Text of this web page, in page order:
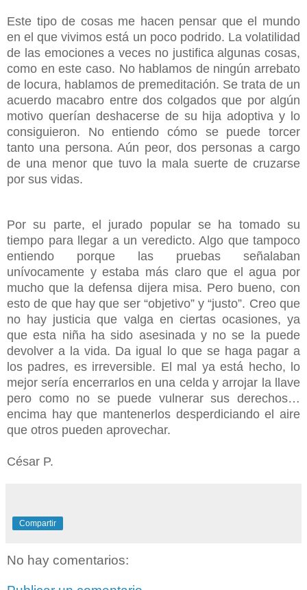
Este tipo de cosas me hacen pensar que el mundo
en el que vivimos está un poco podrido. La volatilidad
de las emociones a veces no justifica algunas cosas,
como en este caso. No hablamos de ningún arrebato
de locura, hablamos de premeditación. Se trata de un
acuerdo macabro entre dos colgados que por algún
motivo querían deshacerse de su hija adoptiva y lo
consiguieron. No entiendo cómo se puede torcer
tanto una persona. Aún peor, dos personas a cargo
de una menor que tuvo la mala suerte de cruzarse
por sus vidas.
Por su parte, el jurado popular se ha tomado su
tiempo para llegar a un veredicto. Algo que tampoco
entiendo porque las pruebas señalaban
unívocamente y estaba más claro que el agua por
mucho que la defensa dijera misa. Pero bueno, con
esto de que hay que ser “objetivo” y “justo”. Creo que
no hay justicia que valga en ciertas ocasiones, ya
que esta niña ha sido asesinada y no se la puede
devolver a la vida. Da igual lo que se haga pagar a
los padres, es irreversible. El mal ya está hecho, lo
mejor sería encerrarlos en una celda y arrojar la llave
pero como no se puede vulnerar sus derechos…
encima hay que mantenerlos desperdiciando el aire
que otros pueden aprovechar.
César P.
Compartir
No hay comentarios: